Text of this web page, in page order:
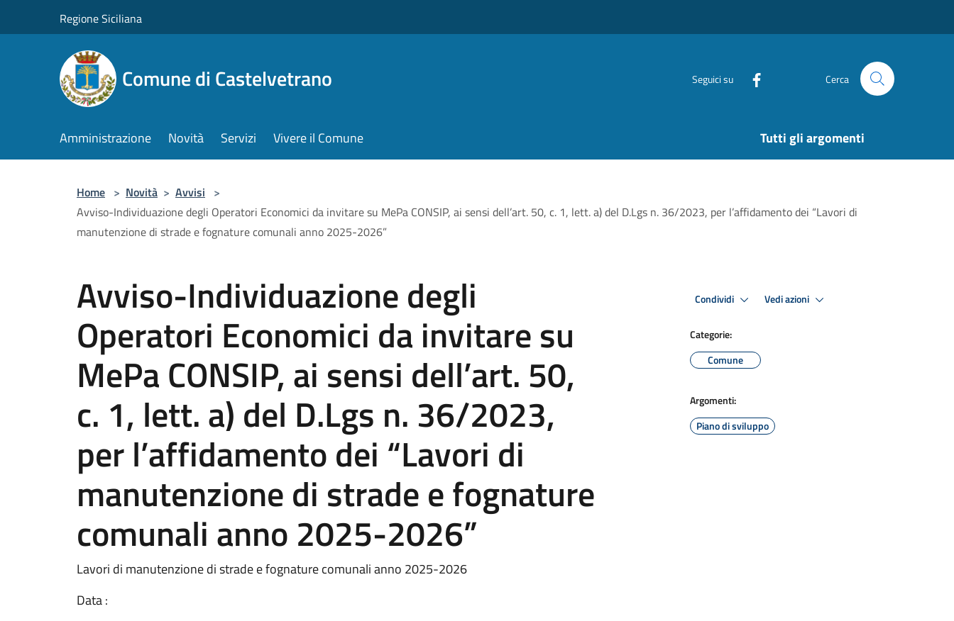
Regione Siciliana
Comune di Castelvetrano Seguici su Cerca
Amministrazione Novità Servizi Vivere il Comune Tutti gli argomenti
Home > Novità > Avvisi >
Avviso-Individuazione degli Operatori Economici da invitare su MePa CONSIP, ai sensi dell’art. 50, c. 1, lett. a) del D.Lgs n. 36/2023, per l’affidamento dei “Lavori di
manutenzione di strade e fognature comunali anno 2025-2026”
Avviso-Individuazione degli
Operatori Economici da invitare su
MePa CONSIP, ai sensi dell’art. 50,
c. 1, lett. a) del D.Lgs n. 36/2023,
per l’affidamento dei “Lavori di
manutenzione di strade e fognature
comunali anno 2025-2026”
Lavori di manutenzione di strade e fognature comunali anno 2025-2026
Data :
Condividi Vedi azioni
Categorie:
Comune
Argomenti:
Piano di sviluppo